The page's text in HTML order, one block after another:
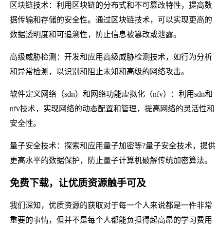
区块链技术：利用区块链的分布式和不可篡改特性，提高数
据传输和存储的安全性。通过区块链技术，可以实现更高的
数据透明度和可追溯性，防止信息被篡改或泄露。
高级威胁检测：开发和应用高级威胁检测技术，如行为分析
和异常检测，以识别和阻止未知和高级的网络攻击。
软件定义网络（sdn）和网络功能虚拟化（nfv）：利用sdn和
nfv技术，实现网络的动态配置和管理，提高网络的灵活性和
安全性。
量子安全技术：探索和应用量子加密等?量子安全技术，提供
更高水平的数据保护，防止量子计算机破解传统加密算法。
免费下载，让优质资源触手可及
我们深知，优质资源的获取对于每一个人来说都是一件非常
重要的事情，但并不是每个人都能负担得起高昂的学习费用